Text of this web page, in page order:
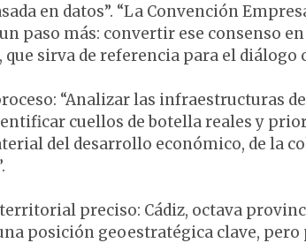
en datos”. “La Convención
paso más: convertir ese consenso
sirva de referencia para el diálogo
“Analizar las infraestructuras
cuellos de botella reales y
del desarrollo económico, de la
preciso: Cádiz, octava
posición geoestratégica clave, pero